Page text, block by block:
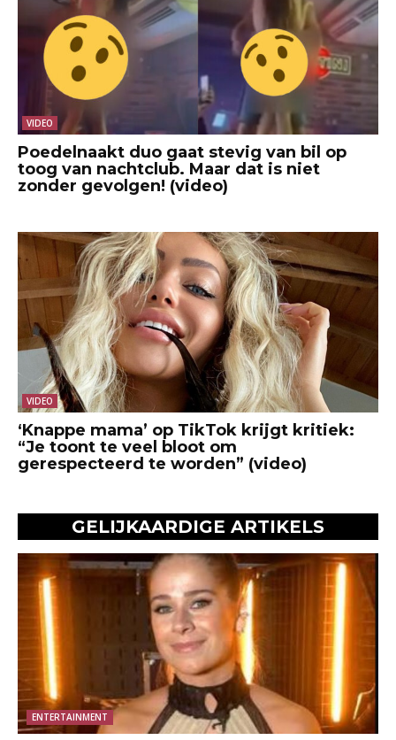
VIDEO
Poedelnaakt duo gaat stevig van bil op
toog van nachtclub. Maar dat is niet
zonder gevolgen! (video)
VIDEO
‘Knappe mama’ op TikTok krijgt kritiek:
“Je toont te veel bloot om
gerespecteerd te worden” (video)
GELIJKAARDIGE ARTIKELS
ENTERTAINMENT